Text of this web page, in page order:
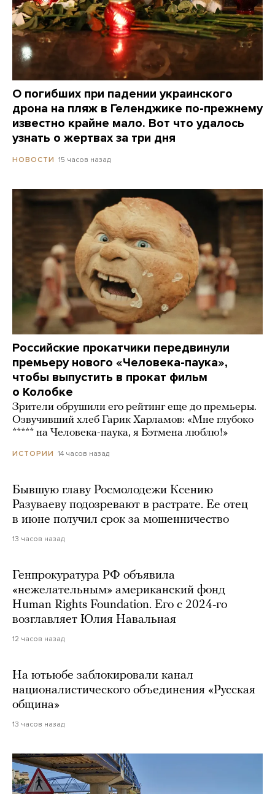
О погибших при падении украинского
дрона на пляж в Геленджике по-прежнему
известно крайне мало. Вот что удалось
узнать о жертвах за три дня
НОВОСТИ 15 часов назад
Российские прокатчики передвинули
премьеру нового «Человека-паука»,
чтобы выпустить в прокат фильм
о Колобке
Зрители обрушили его рейтинг еще до премьеры.
Озвучивший хлеб Гарик Харламов: «Мне глубоко
***** на Человека-паука, я Бэтмена люблю!»
ИСТОРИИ 14 часов назад
Бывшую главу Росмолодежи Ксению
Разуваеву подозревают в растрате. Ее отец
в июне получил срок за мошенничество
13 часов назад
Генпрокуратура РФ объявила
«нежелательным» американский фонд
Human Rights Foundation. Его с 2024-го
возглавляет Юлия Навальная
12 часов назад
На ютьюбе заблокировали канал
националистического объединения «Русская
община»
13 часов назад